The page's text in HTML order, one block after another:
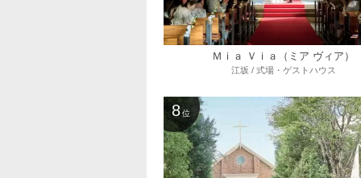
Ｍｉａ Ｖｉａ（ミア ヴィア）
江坂 / 式場・ゲストハウス
8 位